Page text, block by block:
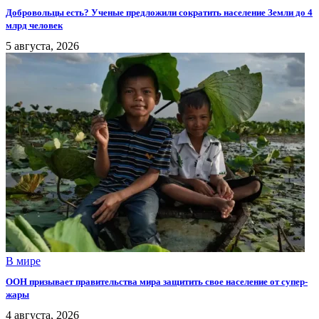
Добровольцы есть? Ученые предложили сократить население Земли до 4
млрд человек
5 августа, 2026
В мире
ООН призывает правительства мира защитить свое население от супер-
жары
4 августа, 2026